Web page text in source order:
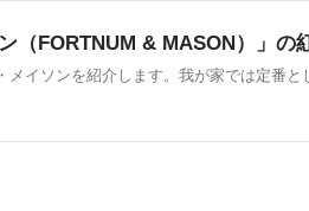
（FORTNUM & MASON）」